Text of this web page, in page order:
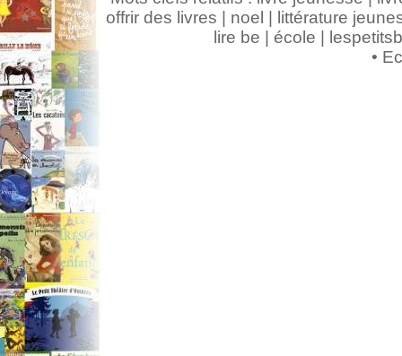
offrir des livres | noel | littérature
lire be | école |
•